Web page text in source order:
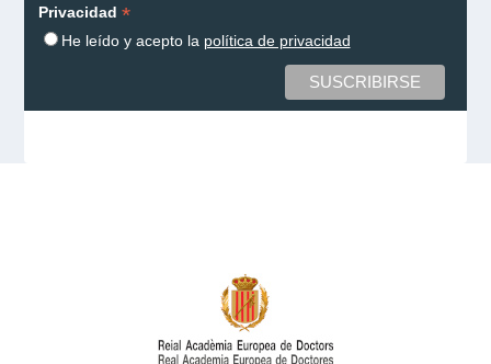
Privacidad *
He leído y acepto la política de privacidad